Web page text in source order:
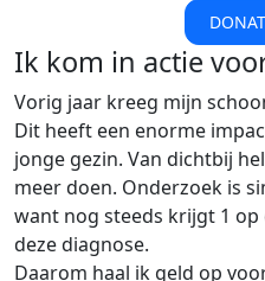
Ik kom in actie
Vorig jaar kreeg mijn
Dit heeft een enorme
jonge gezin. Van dichtbij
meer doen. Onderzoek is
want nog steeds krijgt 1
deze diagnose.
Daarom haal ik geld op